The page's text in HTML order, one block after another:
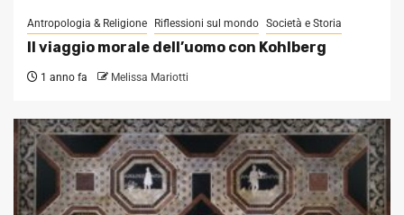
Antropologia & Religione Riflessioni sul mondo Società e Storia
Il viaggio morale dell’uomo con Kohlberg
1 anno fa Melissa Mariotti